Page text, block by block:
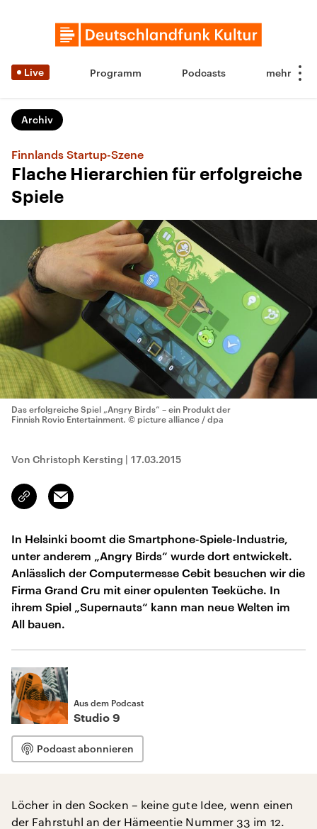
Live Programm Podcasts
Archiv
Finnlands Startup-Szene
Flache Hierarchien für erfolgreiche
Spiele
Das erfolgreiche Spiel „Angry Birds“ – ein Produkt der
Finnish Rovio Entertainment. © picture alliance / dpa
Von Christoph Kersting | 17.03.2015
Link
kopieren/teilen
Email
In Helsinki boomt die Smartphone-Spiele-Industrie,
unter anderem „Angry Birds“ wurde dort entwickelt.
Anlässlich der Computermesse Cebit besuchen wir die
Firma Grand Cru mit einer opulenten Teeküche. In
ihrem Spiel „Supernauts“ kann man neue Welten im
All bauen.
Aus dem Podcast
Studio 9
Podcast abonnieren
Löcher in den Socken – keine gute Idee, wenn einen
der Fahrstuhl an der Hämeentie Nummer 33 im 12.